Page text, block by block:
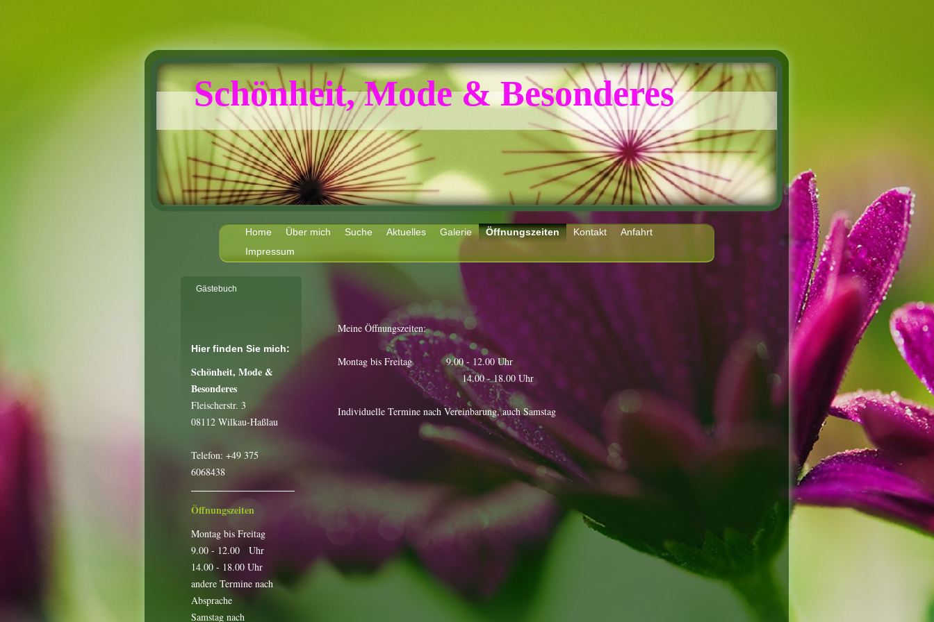
Schönheit, Mode & Besonderes
Home Über mich Suche Aktuelles Galerie Öffnungszeiten Kontakt
Anfahrt
Impressum
Meine Öffnungszeiten:
Montag bis Freitag 9.00 - 12.00 Uhr
14.00 - 18.00 Uhr
Individuelle Termine nach Vereinbarung, auch Samstag
Gästebuch
Hier finden Sie mich:
Schönheit, Mode &
Besonderes
Fleischerstr. 3
08112 Wilkau-Haßlau
Telefon: +49 375
6068438
Öffnungszeiten
Montag bis Freitag
9.00 - 12.00 Uhr
14.00 - 18.00 Uhr
andere Termine nach
Absprache
Samstag nach